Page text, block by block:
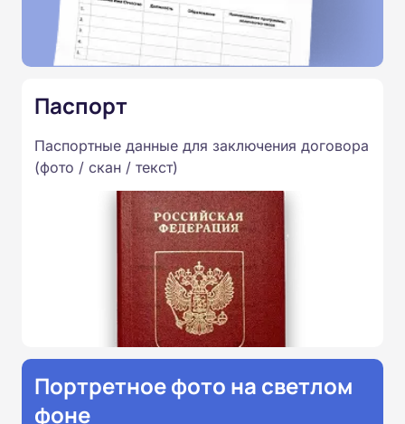
Паспорт
Паспортные данные для заключения договора
(фото / скан / текст)
Портретное фото на светлом
фоне